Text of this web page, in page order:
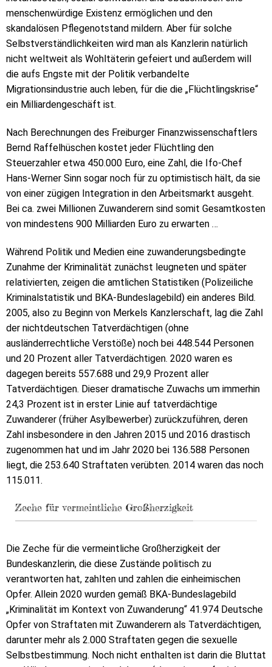
menschenwürdige Existenz ermöglichen und den
skandalösen Pflegenotstand mildern. Aber für solche
Selbstverständlichkeiten wird man als Kanzlerin natürlich
nicht weltweit als Wohltäterin gefeiert und außerdem will
die aufs Engste mit der Politik verbandelte
Migrationsindustrie auch leben, für die die „Flüchtlingskrise“
ein Milliardengeschäft ist.
Nach Berechnungen des Freiburger Finanzwissenschaftlers
Bernd Raffelhüschen kostet jeder Flüchtling den
Steuerzahler etwa 450.000 Euro, eine Zahl, die Ifo-Chef
Hans-Werner Sinn sogar noch für zu optimistisch hält, da sie
von einer zügigen Integration in den Arbeitsmarkt ausgeht.
Bei ca. zwei Millionen Zuwanderern sind somit Gesamtkosten
von mindestens 900 Milliarden Euro zu erwarten …
Während Politik und Medien eine zuwanderungsbedingte
Zunahme der Kriminalität zunächst leugneten und später
relativierten, zeigen die amtlichen Statistiken (Polizeiliche
Kriminalstatistik und BKA-Bundeslagebild) ein anderes Bild.
2005, also zu Beginn von Merkels Kanzlerschaft, lag die Zahl
der nichtdeutschen Tatverdächtigen (ohne
ausländerrechtliche Verstöße) noch bei 448.544 Personen
und 20 Prozent aller Tatverdächtigen. 2020 waren es
dagegen bereits 557.688 und 29,9 Prozent aller
Tatverdächtigen. Dieser dramatische Zuwachs um immerhin
24,3 Prozent ist in erster Linie auf tatverdächtige
Zuwanderer (früher Asylbewerber) zurückzuführen, deren
Zahl insbesondere in den Jahren 2015 und 2016 drastisch
zugenommen hat und im Jahr 2020 bei 136.588 Personen
liegt, die 253.640 Straftaten verübten. 2014 waren das noch
115.011.
Zeche für vermeintliche Großherzigkeit
Die Zeche für die vermeintliche Großherzigkeit der
Bundeskanzlerin, die diese Zustände politisch zu
verantworten hat, zahlten und zahlen die einheimischen
Opfer. Allein 2020 wurden gemäß BKA-Bundeslagebild
„Kriminalität im Kontext von Zuwanderung“ 41.974 Deutsche
Opfer von Straftaten mit Zuwanderern als Tatverdächtigen,
darunter mehr als 2.000 Straftaten gegen die sexuelle
Selbstbestimmung. Noch nicht enthalten ist darin die Bluttat